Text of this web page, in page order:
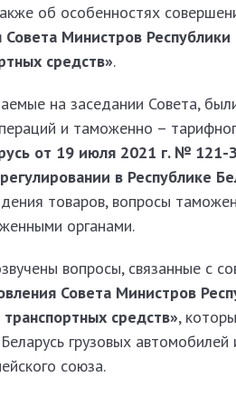
об особенностях
Совета Министров
средств».
на заседании Совета,
и таможенно –
от 19 июля 2021 г. № 121-
в Республике
товаров, вопросы
органами.
вопросы, связанные с
Совета Министров
средств»,
грузовых автомобилей
союза.